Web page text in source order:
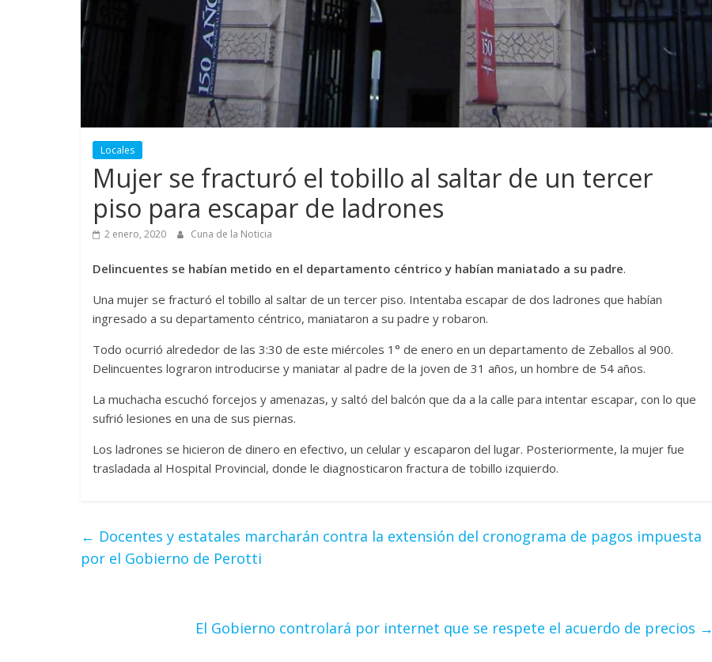
Locales
Mujer se fracturó el tobillo al saltar de un tercer
piso para escapar de ladrones
2 enero, 2020 Cuna de la Noticia
Delincuentes se habían metido en el departamento céntrico y habían maniatado a su padre.
Una mujer se fracturó el tobillo al saltar de un tercer piso. Intentaba escapar de dos ladrones que habían
ingresado a su departamento céntrico, maniataron a su padre y robaron.
Todo ocurrió alrededor de las 3:30 de este miércoles 1° de enero en un departamento de Zeballos al 900.
Delincuentes lograron introducirse y maniatar al padre de la joven de 31 años, un hombre de 54 años.
La muchacha escuchó forcejos y amenazas, y saltó del balcón que da a la calle para intentar escapar, con lo que
sufrió lesiones en una de sus piernas.
Los ladrones se hicieron de dinero en efectivo, un celular y escaparon del lugar. Posteriormente, la mujer fue
trasladada al Hospital Provincial, donde le diagnosticaron fractura de tobillo izquierdo.
← Docentes y estatales marcharán contra la extensión del cronograma de pagos impuesta
por el Gobierno de Perotti
El Gobierno controlará por internet que se respete el acuerdo de precios →